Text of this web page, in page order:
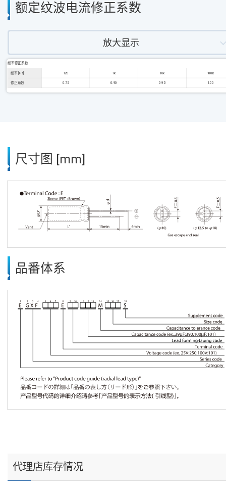
额定纹波电流修正系数
放大显示
频率修正系数
频率 [Hz] 120 1k 10k 100k
修正系数 0.75 0.90 0.95 1.00
尺寸图 [mm]
品番体系
代理店库存情况